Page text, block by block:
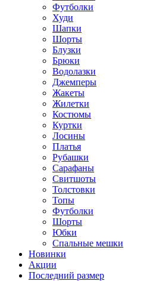
Футболки
Худи
Шапки
Шорты
Блузки
Брюки
Водолазки
Джемперы
Жакеты
Жилетки
Костюмы
Куртки
Лосины
Платья
Рубашки
Сарафаны
Свитшоты
Толстовки
Топы
Футболки
Шорты
Юбки
Спальные мешки
Новинки
Акции
Последний размер